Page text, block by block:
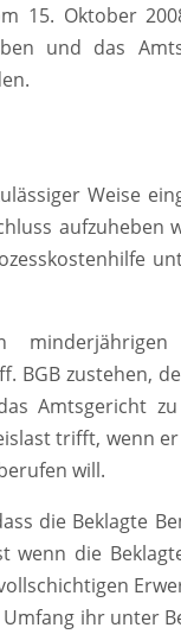
15. Oktober
und das
Weise
BGB zustehen,
Amtsgericht
trifft, wenn
will.
die Beklagte
die
ihr unter